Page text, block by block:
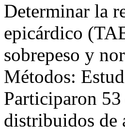
Determinar la
epicárdico
sobrepeso y
Métodos:
Participaron 53
distribuidos de